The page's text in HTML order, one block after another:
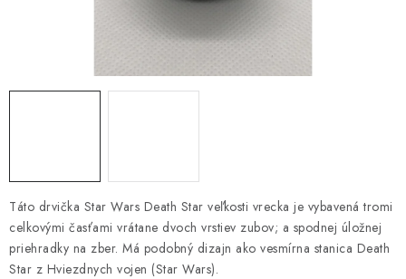
Veľkoobchod
Formulár na odstúpenie od zmluvy
Táto drvička Star Wars Death Star veľkosti vrecka je vybavená tromi
celkovými časťami vrátane dvoch vrstiev zubov; a spodnej úložnej
priehradky na zber. Má podobný dizajn ako vesmírna stanica Death
Star z Hviezdnych vojen (Star Wars).